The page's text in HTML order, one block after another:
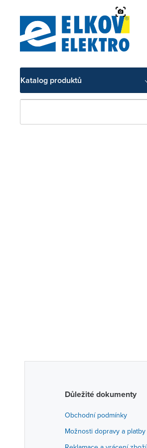
Katalog produktů
Důležité dokumenty
Obchodní podmínky
Možnosti dopravy a platby